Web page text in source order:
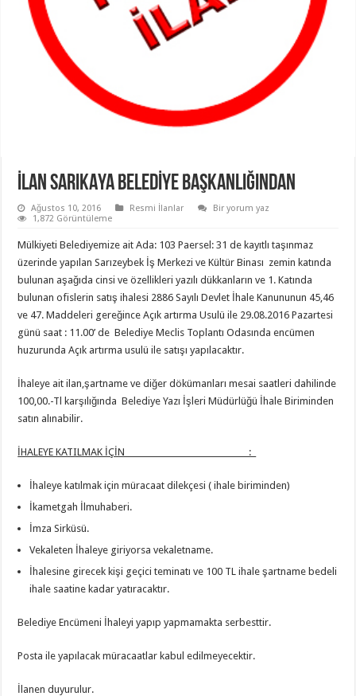
İLAN SARIKAYA BELEDİYE BAŞKANLIĞINDAN
Ağustos 10, 2016 Resmi İlanlar
Bir yorum yaz
1,872 Görüntüleme
Mülkiyeti Belediyemize ait Ada: 103 Paersel: 31 de kayıtlı taşınmaz
üzerinde yapılan Sarızeybek İş Merkezi ve Kültür Binası zemin katında
bulunan aşağıda cinsi ve özellikleri yazılı dükkanların ve 1. Katında
bulunan ofislerin satış ihalesi 2886 Sayılı Devlet İhale Kanununun 45,46
ve 47. Maddeleri gereğince Açık artırma Usulü ile 29.08.2016 Pazartesi
günü saat : 11.00’ de Belediye Meclis Toplantı Odasında encümen
huzurunda Açık artırma usulü ile satışı yapılacaktır.
İhaleye ait ilan,şartname ve diğer dökümanları mesai saatleri dahilinde
100,00.-Tl karşılığında Belediye Yazı İşleri Müdürlüğü İhale Biriminden
satın alınabilir.
İHALEYE KATILMAK İÇİN :
İhaleye katılmak için müracaat dilekçesi ( ihale biriminden)
İkametgah İlmuhaberi.
İmza Sirküsü.
Vekaleten İhaleye giriyorsa vekaletname.
İhalesine girecek kişi geçici teminatı ve 100 TL ihale şartname bedeli
ihale saatine kadar yatıracaktır.
Belediye Encümeni İhaleyi yapıp yapmamakta serbesttir.
Posta ile yapılacak müracaatlar kabul edilmeyecektir.
İlanen duyurulur.